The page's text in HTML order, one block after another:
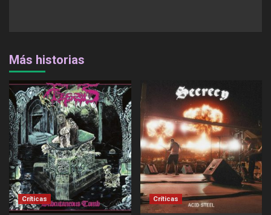
Más historias
Críticas Críticas